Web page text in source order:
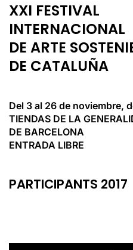
XXI FESTIVAL
INTERNACIONAL
DE ARTE
DE CATALUÑA
Del 3 al 26 de noviembre,
TIENDAS DE LA
DE BARCELONA
ENTRADA LIBRE
PARTICIPANTS 2017